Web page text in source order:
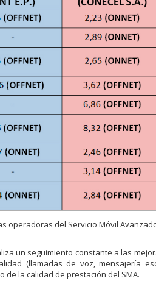
del Servicio Móvil
un seguimiento constante a las
(llamadas de voz, mensajería
la calidad de prestación del SMA.